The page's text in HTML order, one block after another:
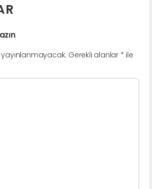
Gerekli alanlar * ile